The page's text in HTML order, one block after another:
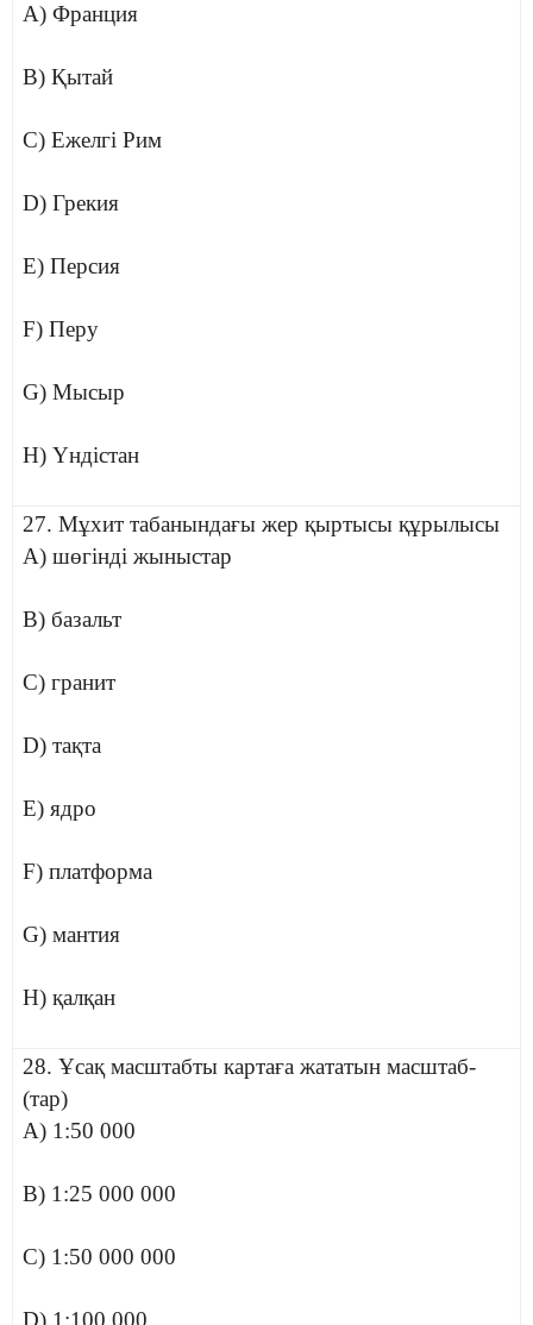
A) Франция
B) Қытай
C) Ежелгі Рим
D) Грекия
E) Персия
F) Перу
G) Мысыр
H) Үндістан
27. Мұхит табанындағы жер қыртысы құрылысы
A) шөгінді жыныстар
B) базальт
C) гранит
D) тақта
E) ядро
F) платформа
G) мантия
H) қалқан
28. Ұсақ масштабты картаға жататын масштаб-
(тар)
A) 1:50 000
B) 1:25 000 000
C) 1:50 000 000
D) 1:100 000